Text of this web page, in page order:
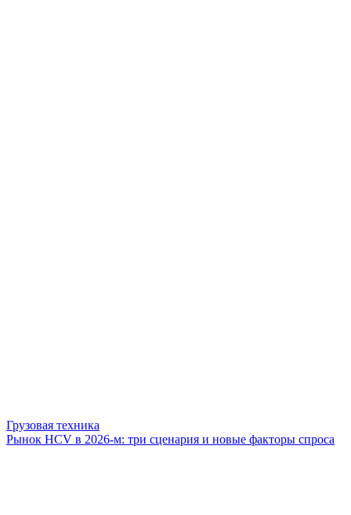
Грузовая техника
Рынок HCV в 2026-м: три сценария и новые факторы спроса